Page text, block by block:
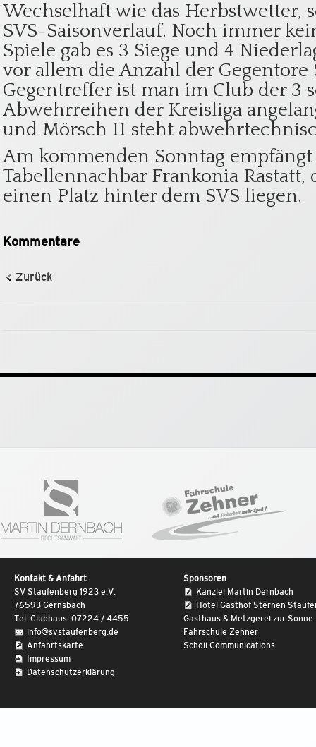
Wechselhaft wie das Herbstwetter,
SVS-Saisonverlauf. Noch immer
Spiele gab es 3 Siege und 4
vor allem die Anzahl der Gegentore
Gegentreffer ist man im Club der 3
Abwehrreihen der Kreisliga
und Mörsch II steht
Am kommenden Sonntag empfängt
Tabellennachbar Frankonia
einen Platz hinter dem SVS liegen.
Kommentare
Zurück
Kontakt & Anfahrt
SV Staufenberg 1923 e.V.
76593 Gernsbach
Tel. Clubhaus: 07224 / 4455
info@svstaufenberg.de
Anfahrtskarte
Impressum
Datenschutzerklärung
Sponsoren
Kanzlei Martin Dernbach
Hotel Gasthof Sternen
Gasthaus & Metzgerei zur Sonne
Fahrschule Zehner
Scholl Communications